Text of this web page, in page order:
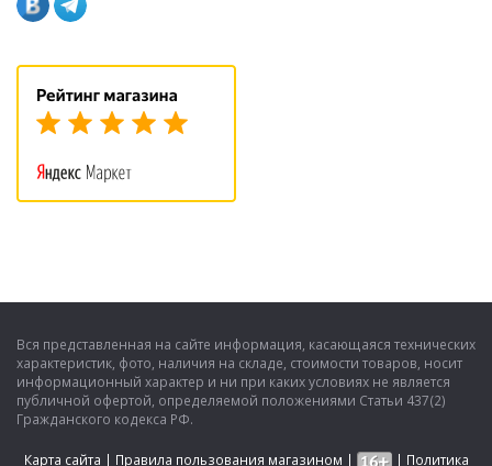
Вся представленная на сайте информация, касающаяся технических
характеристик, фото, наличия на складе, стоимости товаров, носит
информационный характер и ни при каких условиях не является
публичной офертой, определяемой положениями Статьи 437(2)
Гражданского кодекса РФ.
Карта сайта | Правила пользования магазином | | Политика